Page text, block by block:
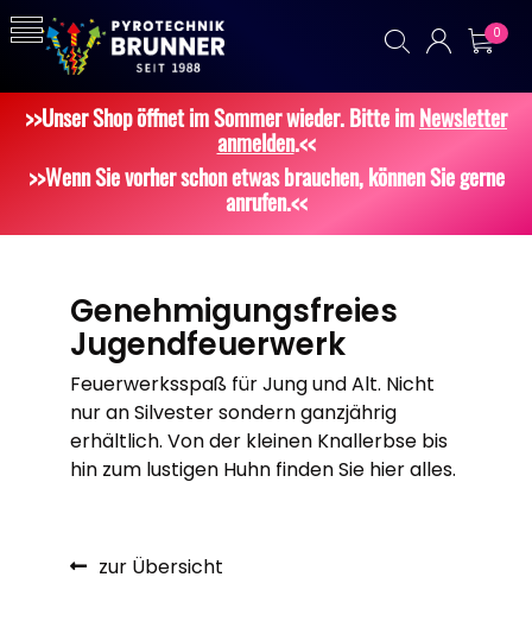
0
>>Unser Shop öffnet im Sommer wieder. Bitte imNewsletter
anmelden.<<
>>Wenn Sie vorher schon etwas brauchen, können Sie gerne
anrufen.<<
Genehmigungsfreies
Jugendfeuerwerk
Feuerwerksspaß für Jung und Alt. Nicht
nur an Silvester sondern ganzjährig
erhältlich. Von der kleinen Knallerbse bis
hin zum lustigen Huhn finden Sie hier alles.
zur Übersicht